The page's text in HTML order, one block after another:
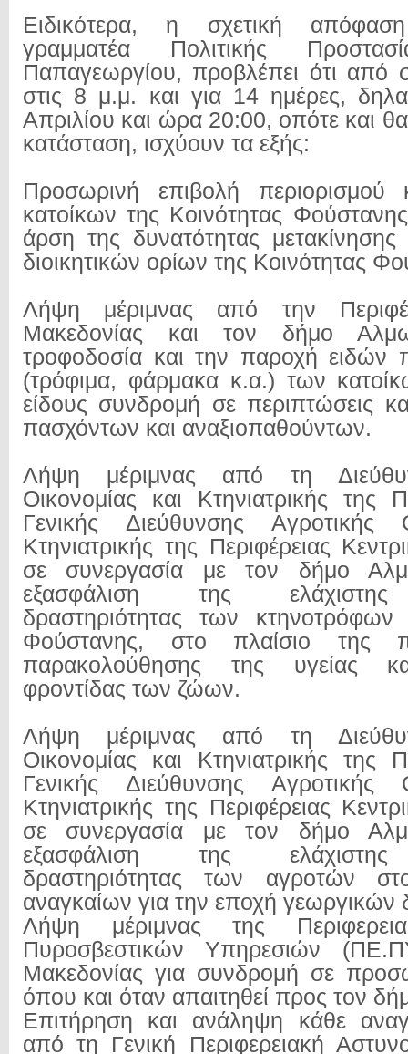
Ειδικότερα, η σχετική
γραμματέα Πολιτικής
Παπαγεωργίου, προβλέπει ότι από
στις 8 μ.μ. και για 14 ημέρες,
Απριλίου και ώρα 20:00, οπότε και θα
κατάσταση, ισχύουν τα εξής:
Προσωρινή επιβολή περιορισμού
κατοίκων της Κοινότητας
άρση της δυνατότητας
διοικητικών ορίων της Κοινότητας
Λήψη μέριμνας από την
Μακεδονίας και τον δήμο
τροφοδοσία και την παροχή ειδών
(τρόφιμα, φάρμακα κ.α.) των
είδους συνδρομή σε περιπτώσεις
πασχόντων και αναξιοπαθούντων.
Λήψη μέριμνας από τη
Οικονομίας και Κτηνιατρικής
Γενικής Διεύθυνσης Αγροτικής
Κτηνιατρικής της Περιφέρειας
σε συνεργασία με τον δήμο
εξασφάλιση της ελάχιστης
δραστηριότητας των κτηνοτρόφων
Φούστανης, στο πλαίσιο της
παρακολούθησης της υγείας
φροντίδας των ζώων.
Λήψη μέριμνας από τη
Οικονομίας και Κτηνιατρικής
Γενικής Διεύθυνσης Αγροτικής
Κτηνιατρικής της Περιφέρειας
σε συνεργασία με τον δήμο
εξασφάλιση της ελάχιστης
δραστηριότητας των αγροτών
αναγκαίων για την εποχή γεωργικών
Λήψη μέριμνας της
Πυροσβεστικών Υπηρεσιών
Μακεδονίας για συνδρομή σε
όπου και όταν απαιτηθεί προς τον
Επιτήρηση και ανάληψη κάθε
από τη Γενική Περιφερειακή